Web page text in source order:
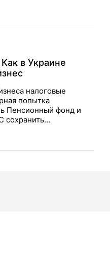
в Украине
налоговые
попытка
Пенсионный фонд и
сохранить